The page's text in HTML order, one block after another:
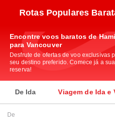
Rotas Populares
Encontre voos baratos de
para Vancouver
Desfrute de ofertas de voo exclusivas
seu destino preferido. Comece já a sua
reserva!
De Ida Viagem de Ida e
De